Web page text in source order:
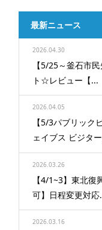
最新ニュース
2026.04.30
【5/25～釜石市
ト☆レビュー【...
2026.04.05
【5/3パブリック
ェイブス ビジタ
2026.03.26
【4/1~3】東北
可】日程変更対応
2026.03.16